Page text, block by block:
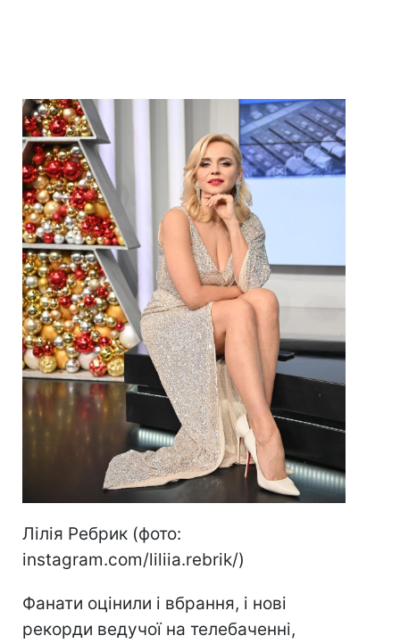
Лілія Ребрик (фото:
instagram.com/liliia.rebrik/)
Фанати оцінили і вбрання, і нові
рекорди ведучої на телебаченні,